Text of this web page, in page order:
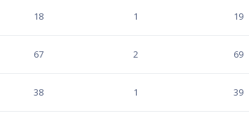
18 1 19
67 2 69
38 1 39